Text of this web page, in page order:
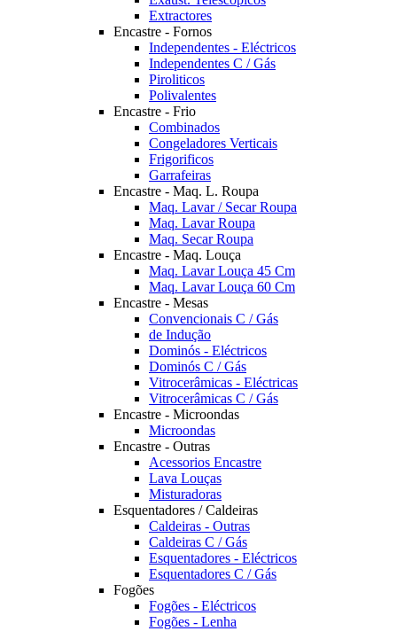
Extractores
Encastre - Fornos
Independentes - Eléctricos
Independentes C / Gás
Piroliticos
Polivalentes
Encastre - Frio
Combinados
Congeladores Verticais
Frigorificos
Garrafeiras
Encastre - Maq. L. Roupa
Maq. Lavar / Secar Roupa
Maq. Lavar Roupa
Maq. Secar Roupa
Encastre - Maq. Louça
Maq. Lavar Louça 45 Cm
Maq. Lavar Louça 60 Cm
Encastre - Mesas
Convencionais C / Gás
de Indução
Dominós - Eléctricos
Dominós C / Gás
Vitrocerâmicas - Eléctricas
Vitrocerâmicas C / Gás
Encastre - Microondas
Microondas
Encastre - Outras
Acessorios Encastre
Lava Louças
Misturadoras
Esquentadores / Caldeiras
Caldeiras - Outras
Caldeiras C / Gás
Esquentadores - Eléctricos
Esquentadores C / Gás
Fogões
Fogões - Eléctricos
Fogões - Lenha